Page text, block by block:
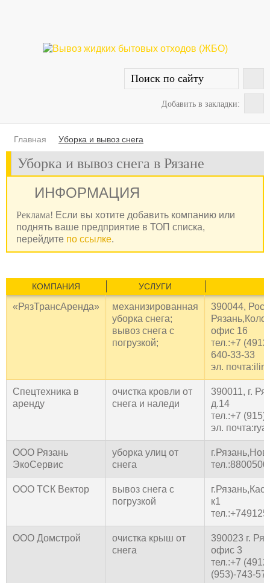
Добавить в закладки:
Главная Уборка и вывоз снега
Уборка и вывоз снега в Рязане
ИНФОРМАЦИЯ
Реклама! Если вы хотите добавить компанию или
поднять ваше предприятие в ТОП списка,
перейдите по ссылке.
КОМПАНИЯ УСЛУГИ
«РязТрансАренда»
механизированная
уборка снега;
вывоз снега с
погрузкой;
390044,
офис 16
тел.:+7
640-33-33
эл.
Спецтехника в
аренду
очистка кровли от
снега и наледи
390011, г.
д.14
тел.:+7 (915)
эл.
ООО Рязань
ЭкоСервис
уборка улиц от
снега
ООО ТСК Вектор
вывоз снега с
погрузкой
к1
ООО Домстрой
очистка крыш от
снега
390023 г.
офис 3
тел.:+7
(953)-743-